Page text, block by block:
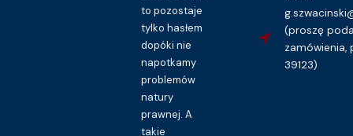
to pozostaje
tylko hasłem
dopóki nie
napotkamy
problemów
natury
prawnej. A
takie
(proszę
zamówienia,
39123)